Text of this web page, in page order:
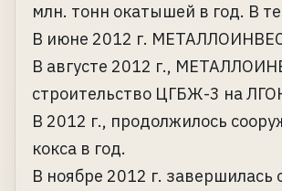
млн. тонн окатышей в год. В
В июне 2012 г.
В августе 2012 г.,
строительство ЦГБЖ-3 на
В 2012 г., продолжилось
кокса в год.
В ноябре 2012 г.